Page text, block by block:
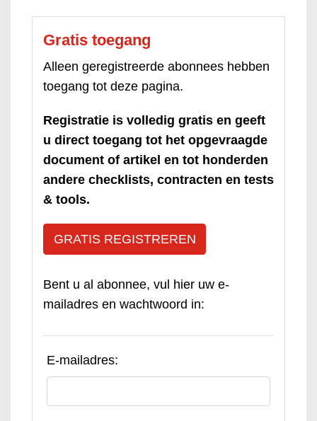
Gratis toegang
Alleen geregistreerde abonnees hebben
toegang tot deze pagina.
Registratie is volledig gratis en geeft
u direct toegang tot het opgevraagde
document of artikel en tot honderden
andere checklists, contracten en tests
& tools.
GRATIS REGISTREREN
Bent u al abonnee, vul hier uw e-
mailadres en wachtwoord in:
E-mailadres: